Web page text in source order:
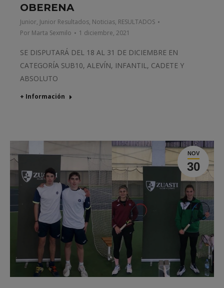
OBERENA
Junior, Junior Resultados, Noticias, RESULTADOS
Por Marta Sexmilo 1 diciembre, 2021
SE DISPUTARÁ DEL 18 AL 31 DE DICIEMBRE EN
CATEGORÍA SUB10, ALEVÍN, INFANTIL, CADETE Y
ABSOLUTO
+ Información
NOV
30